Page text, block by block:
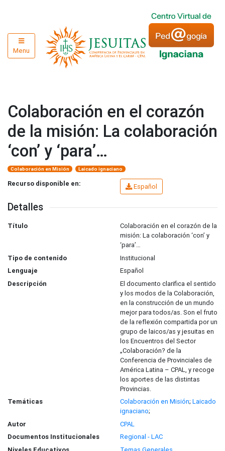
Menu
Colaboración en el corazón
de la misión: La colaboración
‘con’ y ‘para’…
Colaboración en Misión Laicado ignaciano
Recurso disponible en: Español
Detalles
Título
Colaboración en el corazón de la
misión: La colaboración ‘con’ y
‘para’…
Tipo de contenido
Institucional
Lenguaje
Español
Descripción
El documento clarifica el sentido
y los modos de la Colaboración,
en la construcción de un mundo
mejor para todos/as. Son el fruto
de la reflexión compartida por un
grupo de laicos/as y jesuitas en
los Encuentros del Sector
„Colaboración? de la
Conferencia de Provinciales de
América Latina – CPAL, y recoge
los aportes de las distintas
Provincias.
Temáticas
Colaboración en Misión; Laicado
ignaciano;
Autor
CPAL
Documentos Institucionales
Regional - LAC